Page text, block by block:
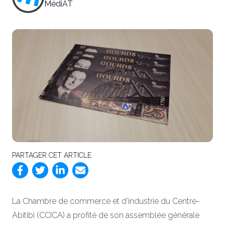
MédiAT
PARTAGER CET ARTICLE
La Chambre de commerce et d’industrie du Centre-
Abitibi (CCICA) a profité de son assemblée générale